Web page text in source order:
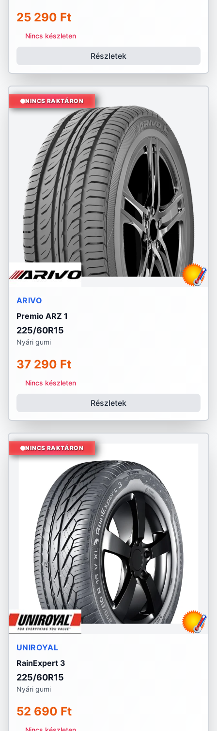
25 290 Ft
Nincs készleten
Részletek
NINCS RAKTÁRON
ARIVO
Premio ARZ 1
225/60R15
Nyári gumi
37 290 Ft
Nincs készleten
Részletek
NINCS RAKTÁRON
UNIROYAL
RainExpert 3
225/60R15
Nyári gumi
52 690 Ft